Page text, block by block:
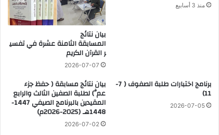
منذ 3 أسابيع
بيان نتائج
المسابقة الثامنة عشرة في تفسي
ر القرآن الكريم
2026-07-07
برنامج اختبارات طلبة الصفوف ( 7-
11)
2026-07-05
بيان نتائج مسابقة ( حفظ جزء
عمَّ) لطلبة الصفين الثالث والرابع
المقيدين بالبرنامج الصيفي 1447-
1448هـ (2025-2026م)
2026-07-02